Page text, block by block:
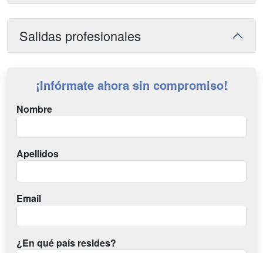
Salidas profesionales
¡Infórmate ahora sin compromiso!
Nombre
Apellidos
Email
¿En qué país resides?